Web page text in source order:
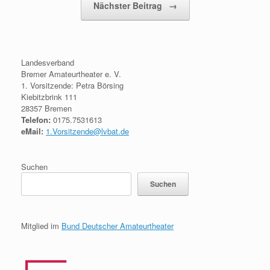
Nächster Beitrag →
Landesverband
Bremer Amateurtheater e. V.
1. Vorsitzende: Petra Börsing
Kiebitzbrink 111
28357 Bremen
Telefon: 0175.7531613
eMail: 1.Vorsitzende@lvbat.de
Suchen
Suchen
Mitglied im Bund Deutscher Amateurtheater